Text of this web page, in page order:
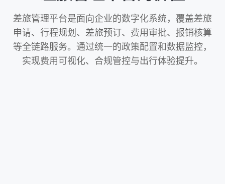
差旅管理平台是面向企业的数字化系统，覆盖差旅
申请、行程规划、差旅预订、费用审批、报销核算
等全链路服务。通过统一的政策配置和数据监控，
实现费用可视化、合规管控与出行体验提升。